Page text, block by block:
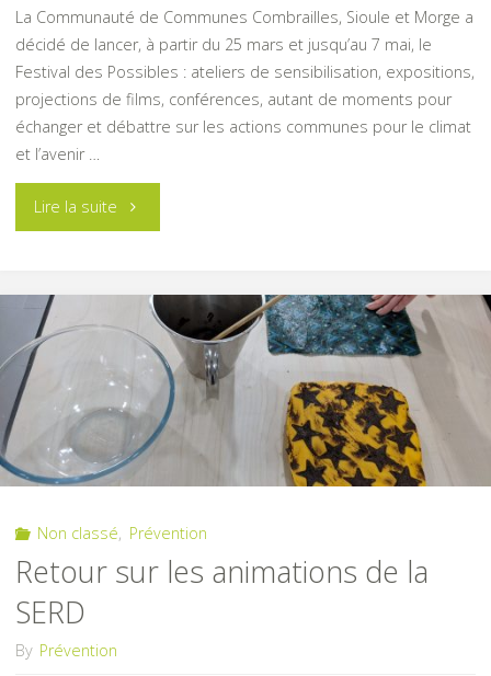
La Communauté de Communes Combrailles, Sioule et Morge a
décidé de lancer, à partir du 25 mars et jusqu’au 7 mai, le
Festival des Possibles : ateliers de sensibilisation, expositions,
projections de films, conférences, autant de moments pour
échanger et débattre sur les actions communes pour le climat
et l’avenir …
Lire la suite"Festival
possibles"
Non classé, Prévention
Retour sur les animations de la
SERD
By Prévention